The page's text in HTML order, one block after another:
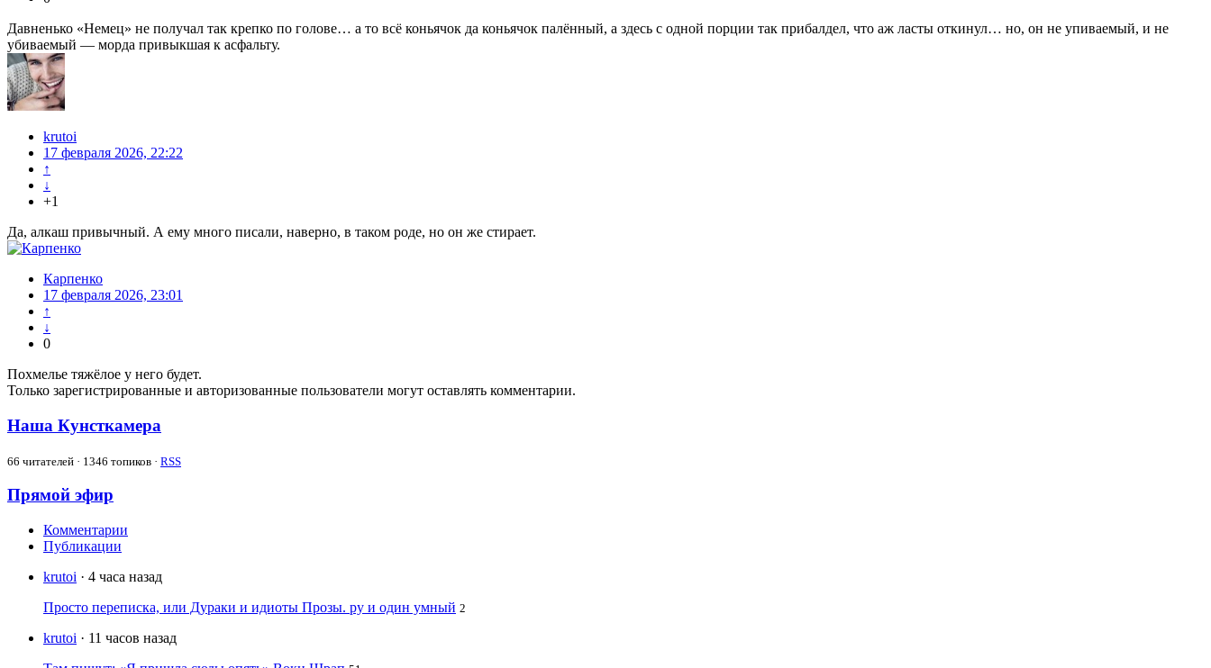
Давненько «Немец» не получал так крепко по голове… а то всё коньячок да коньячок палённый, а здесь с одной порции так прибалдел, что аж ласты откинул… но, он не упиваемый, и не
убиваемый — морда привыкшая к асфальту.
krutoi
17 февраля 2026, 22:22
↑
↓
+1
Да, алкаш привычный. А ему много писали, наверно, в таком роде, но он же стирает.
Карпенко
17 февраля 2026, 23:01
↑
↓
0
Похмелье тяжёлое у него будет.
Только зарегистрированные и авторизованные пользователи могут оставлять комментарии.
Наша Кунсткамера
66 читателей · 1346 топиков · RSS
Прямой эфир
Комментарии
Публикации
krutoi · 4 часа назад
Просто переписка, или Дураки и идиоты Прозы. ру и один умный 2
krutoi · 11 часов назад